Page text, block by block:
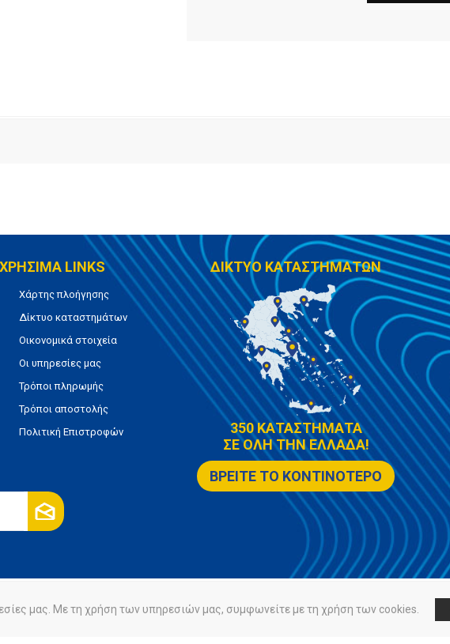
ΧΡΗΣΙΜΑ LINKS
Χάρτης πλοήγησης
Δίκτυο καταστημάτων
Οικονομικά στοιχεία
Οι υπηρεσίες μας
Τρόποι πληρωμής
Τρόποι αποστολής
Πολιτική Επιστροφών
ΔΙΚΤΥΟ ΚΑΤΑΣΤΗΜΑΤΩΝ
350 ΚΑΤΑΣΤΗΜΑΤΑ
ΣΕ ΟΛΗ ΤΗΝ ΕΛΛΑΔΑ!
ΒΡΕΙΤΕ ΤΟ ΚΟΝΤΙΝΟΤΕΡΟ
Πολιτική Cookies
μας. Με τη χρήση των υπηρεσιών μας, συμφωνείτε με τη χρήση των cookies.